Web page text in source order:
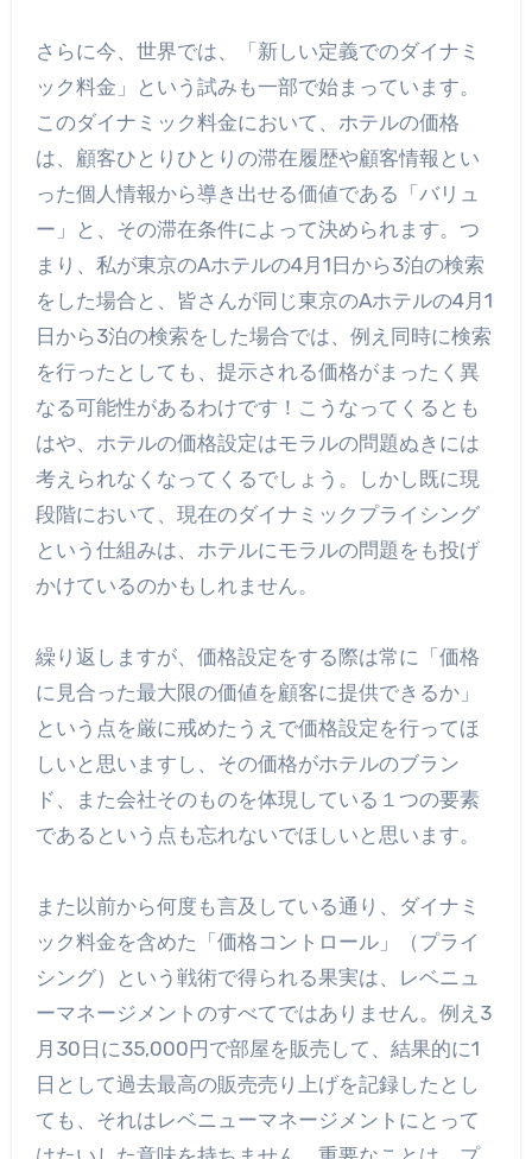
さらに今、世界では、「新しい定義でのダイナミ
ック料金」という試みも一部で始まっています。
このダイナミック料金において、ホテルの価格
は、顧客ひとりひとりの滞在履歴や顧客情報とい
った個人情報から導き出せる価値である「バリュ
ー」と、その滞在条件によって決められます。つ
まり、私が東京のAホテルの4月1日から3泊の検索
をした場合と、皆さんが同じ東京のAホテルの4月1
日から3泊の検索をした場合では、例え同時に検索
を行ったとしても、提示される価格がまったく異
なる可能性があるわけです！こうなってくるとも
はや、ホテルの価格設定はモラルの問題ぬきには
考えられなくなってくるでしょう。しかし既に現
段階において、現在のダイナミックプライシング
という仕組みは、ホテルにモラルの問題をも投げ
かけているのかもしれません。
繰り返しますが、価格設定をする際は常に「価格
に見合った最大限の価値を顧客に提供できるか」
という点を厳に戒めたうえで価格設定を行ってほ
しいと思いますし、その価格がホテルのブラン
ド、また会社そのものを体現している１つの要素
であるという点も忘れないでほしいと思います。
また以前から何度も言及している通り、ダイナミ
ック料金を含めた「価格コントロール」（プライ
シング）という戦術で得られる果実は、レベニュ
ーマネージメントのすべてではありません。例え3
月30日に35,000円で部屋を販売して、結果的に1
日として過去最高の販売売り上げを記録したとし
ても、それはレベニューマネージメントにとって